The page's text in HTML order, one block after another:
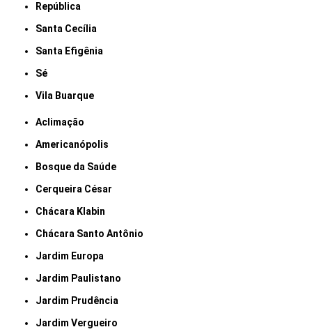
República
Santa Cecília
Santa Efigênia
Sé
Vila Buarque
Aclimação
Americanópolis
Bosque da Saúde
Cerqueira César
Chácara Klabin
Chácara Santo Antônio
Jardim Europa
Jardim Paulistano
Jardim Prudência
Jardim Vergueiro